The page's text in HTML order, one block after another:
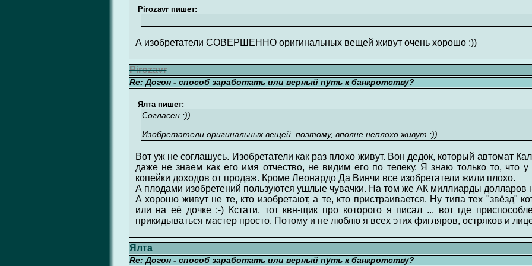
Pirozavr пишет:
А изобретатели СОВЕРШЕННО оригинальных вещей живут очень хорошо :))
Pirozavr
Re: Догон - способ заработать или верный путь к банкротству?
Ялта пишет:
Согласен :))
Изобретатели оригинальных вещей, поэтому, вполне неплохо живут :))
Вот уж не соглашусь. Изобретатели как раз плохо живут. Вон дедок, который автомат
даже не знаем как его имя отчество, не видим его по телеку. Я знаю только то, что
копейки доходов от продаж. Кроме Леонардо Да Винчи все изобретатели жили плохо.
А плодами изобретений пользуются ушлые чувачки. На том же АК миллиарды долларов
А хорошо живут не те, кто изобретают, а те, кто пристраивается. Ну типа тех "звёзд"
или на её дочке :-) Кстати, тот квн-щик про которого я писал ... вот где
прикидываться мастер просто. Потому и не люблю я всех этих фигляров, остряков и
Ялта
Re: Догон - способ заработать или верный путь к банкротству?